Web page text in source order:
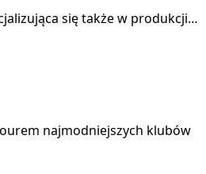
się także w produkcji…
najmodniejszych klubów